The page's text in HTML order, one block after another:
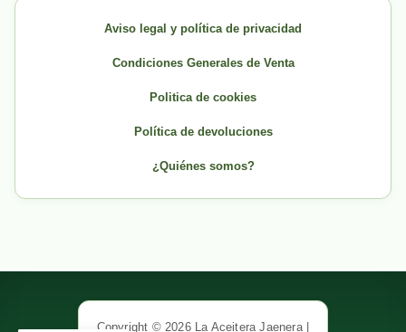
Aviso legal y política de privacidad
Condiciones Generales de Venta
Politica de cookies
Política de devoluciones
¿Quiénes somos?
Copyright © 2026 La Aceitera Jaenera |